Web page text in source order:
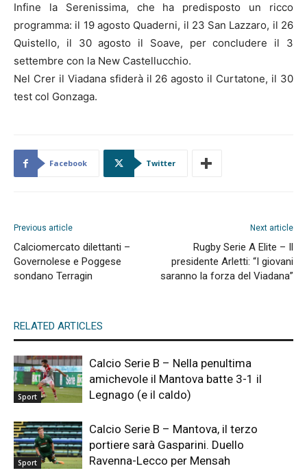
Infine la Serenissima, che ha predisposto un ricco
programma: il 19 agosto Quaderni, il 23 San Lazzaro, il 26
Quistello, il 30 agosto il Soave, per concludere il 3
settembre con la New Castellucchio.
Nel Crer il Viadana sfiderà il 26 agosto il Curtatone, il 30
test col Gonzaga.
Facebook Twitter
Previous article
Calciomercato dilettanti –
Governolese e Poggese
sondano Terragin
Next article
Rugby Serie A Elite – Il
presidente Arletti: “I giovani
saranno la forza del Viadana”
RELATED ARTICLES
Sport
Calcio Serie B – Nella penultima
amichevole il Mantova batte 3-1 il
Legnago (e il caldo)
Sport
Calcio Serie B – Mantova, il terzo
portiere sarà Gasparini. Duello
Ravenna-Lecco per Mensah